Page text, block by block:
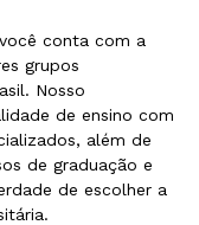
conta com a
grupos
Nosso
de ensino com
além de
de graduação e
de escolher a